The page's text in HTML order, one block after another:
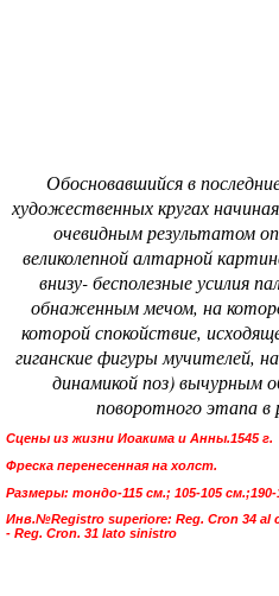
Обосновавшийся в
художественных кругах
очевидным результатом
великолепной алтарной
внизу- бесполезные усилия
обнаженным мечом, на
которой спокойствие,
гиганские фигуры мучителей,
динамикой поз) вычурным
поворотного этапа
Сцены из жизни Иоакима и Анны.1545 г.
Фреска перенесенная на холст.
Размеры: тондо-115 см.; 105-105 см.;190-
Инв.№Registro superiore: Reg. Cron 34 al
- Reg. Cron. 31 lato sinistro